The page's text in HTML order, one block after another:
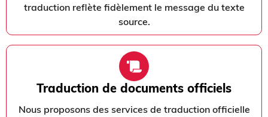
traduction reflète fidèlement le message du texte
source.
Traduction de documents officiels
Nous proposons des services de traduction officielle